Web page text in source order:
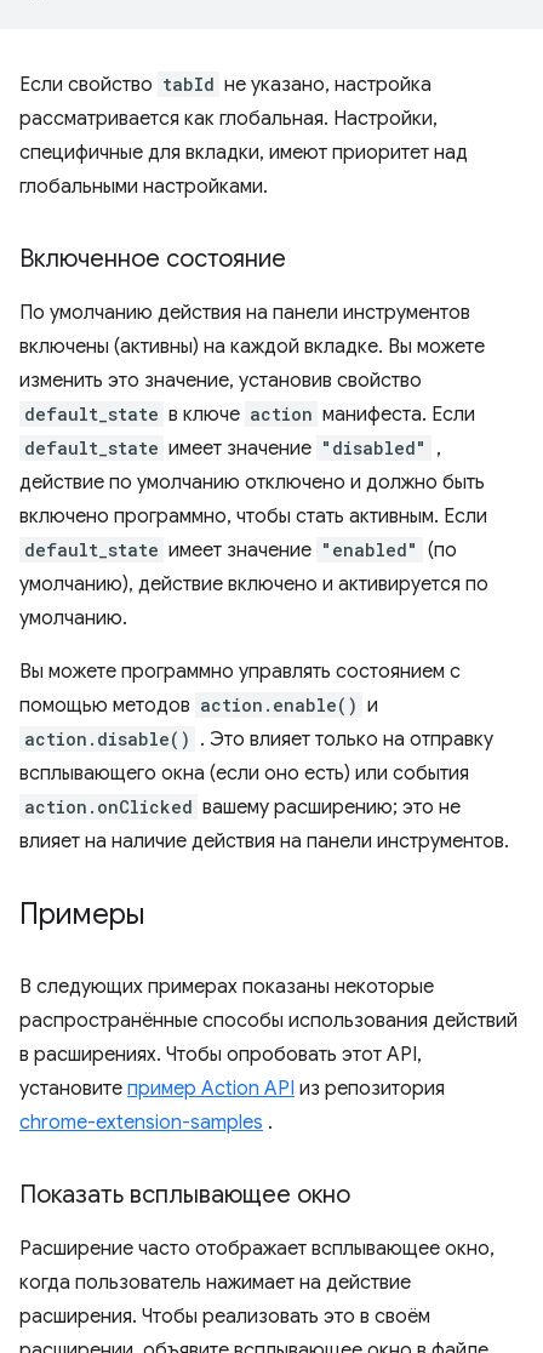
Если свойство tabId не указано, настройка
рассматривается как глобальная. Настройки,
специфичные для вкладки, имеют приоритет над
глобальными настройками.
Включенное состояние
По умолчанию действия на панели инструментов
включены (активны) на каждой вкладке. Вы можете
изменить это значение, установив свойство
default_state в ключе action манифеста. Если
default_state имеет значение "disabled"
,
действие по умолчанию отключено и должно быть
включено программно, чтобы стать активным. Если
default_state имеет значение "enabled" (по
умолчанию), действие включено и активируется по
умолчанию.
Вы можете программно управлять состоянием с
помощью методов action.enable() и
action.disable() . Это влияет только на отправку
всплывающего окна (если оно есть) или события
action.onClicked вашему расширению; это не
влияет на наличие действия на панели инструментов.
Примеры
В следующих примерах показаны некоторые
распространённые способы использования действий
в расширениях. Чтобы опробовать этот API,
установите пример Action API из репозитория
chrome-extension-samples .
Показать всплывающее окно
Расширение часто отображает всплывающее окно,
когда пользователь нажимает на действие
расширения. Чтобы реализовать это в своём